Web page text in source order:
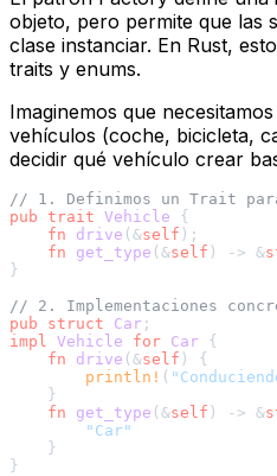
objeto, pero permite que las
clase instanciar. En Rust,
traits y enums.
Imaginemos que
vehículos (coche, bicicleta,
decidir qué vehículo crear
// 1. Definimos un Trait
pub trait Vehicle {
fn
drive (&self );
fn
get_type (&self ) -> &
}
// 2. Implementaciones
pub
struct Car
impl
Vehicle for Car {
fn
drive (&self ) {
println! (
    }
fn
get_type (&self ) -> &
"Car"
    }
}